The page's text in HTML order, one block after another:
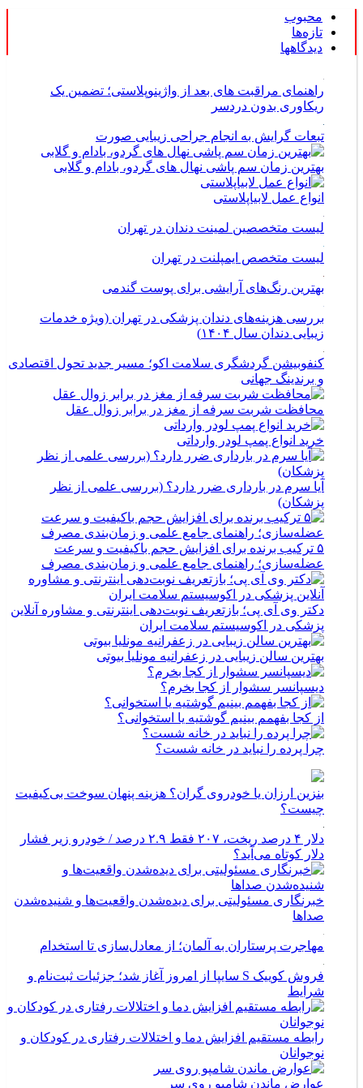
محبوب
تازه‌ها
دیدگاهها
راهنمای مراقبت های بعد از واژینوپلاستی؛ تضمین یک
ریکاوری بدون دردسر
تبعات گرایش به انجام جراحی زیبایی صورت
بهترین زمان سم پاشی نهال های گردو، بادام و گلابی
انواع عمل لابیاپلاستی
لیست متخصصین لمینت دندان در تهران
لیست متخصص ایمپلنت در تهران
بهترین رنگ‌های آرایشی برای پوست گندمی
بررسی هزینه‌های دندان پزشکی در تهران (ویژه خدمات
زیبایی دندان سال ۱۴۰۴)
کنفوبیشن گردشگری سلامت اکو؛ مسیر جدید تحول اقتصادی
و برندینگ جهانی
محافظت شربت سرفه از مغز در برابر زوال عقل
خرید انواع پمپ لودر وارداتی
آیا سرم در بارداری ضرر دارد؟ (بررسی علمی از نظر
پزشکان)
۵ ترکیب برنده برای افزایش حجم باکیفیت و سرعت
عضله‌سازی؛ راهنمای جامع علمی و زمان‌بندی مصرف
دکتر وی آی پی؛ بازتعریف نوبت‌دهی اینترنتی و مشاوره آنلاین
پزشکی در اکوسیستم سلامت ایران
بهترین سالن زیبایی در زعفرانیه مونلیا بیوتی
دیسپانسر سشوار از کجا بخرم؟
از کجا بفهمم بینیم گوشتیه یا استخوانی؟
چرا پرده را نباید در خانه شست؟
بنزین ارزان یا خودروی گران؟ هزینه پنهان سوخت بی‌کیفیت
چیست؟
دلار ۴ درصد ریخت، ۲۰۷ فقط ۲.۹ درصد / خودرو زیر فشار
دلار کوتاه می‌آید؟
خبرنگاری مسئولیتی برای دیده‌شدن واقعیت‌ها و شنیده‌شدن
صداها
مهاجرت پرستاران به آلمان؛ از معادل‌سازی تا استخدام
فروش کوییک S سایپا از امروز آغاز شد؛ جزئیات ثبت‌نام و
شرایط
رابطه مستقیم افزایش دما و اختلالات رفتاری در کودکان و
نوجوانان
عوارض ماندن شامپو روی سر